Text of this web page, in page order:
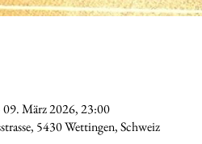
März 2026, 23:00
5430 Wettingen, Schweiz